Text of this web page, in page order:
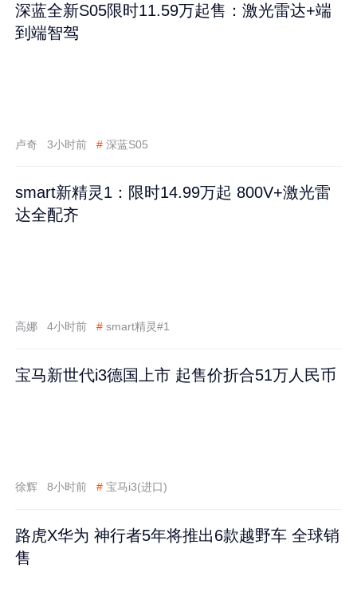
深蓝全新S05限时11.59万起售：激光雷达+端
到端智驾
卢奇 3小时前 # 深蓝S05
smart新精灵1：限时14.99万起 800V+激光雷
达全配齐
高娜 4小时前 # smart精灵#1
宝马新世代i3德国上市 起售价折合51万人民币
徐辉 8小时前 # 宝马i3(进口)
路虎X华为 神行者5年将推出6款越野车 全球销
售